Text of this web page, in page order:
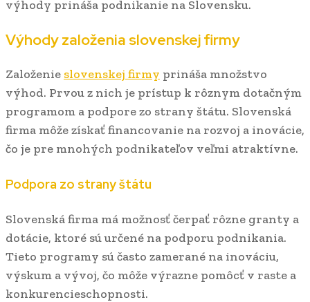
výhody prináša podnikanie na Slovensku.
Výhody založenia slovenskej firmy
Založenie slovenskej firmy prináša množstvo
výhod. Prvou z nich je prístup k rôznym dotačným
programom a podpore zo strany štátu. Slovenská
firma môže získať financovanie na rozvoj a inovácie,
čo je pre mnohých podnikateľov veľmi atraktívne.
Podpora zo strany štátu
Slovenská firma má možnosť čerpať rôzne granty a
dotácie, ktoré sú určené na podporu podnikania.
Tieto programy sú často zamerané na inováciu,
výskum a vývoj, čo môže výrazne pomôcť v raste a
konkurencieschopnosti.